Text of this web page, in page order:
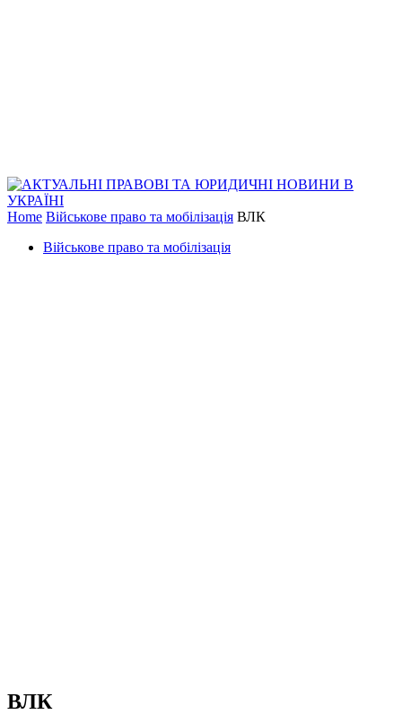
Home Військове право та мобілізація ВЛК
Військове право та мобілізація
ВЛК